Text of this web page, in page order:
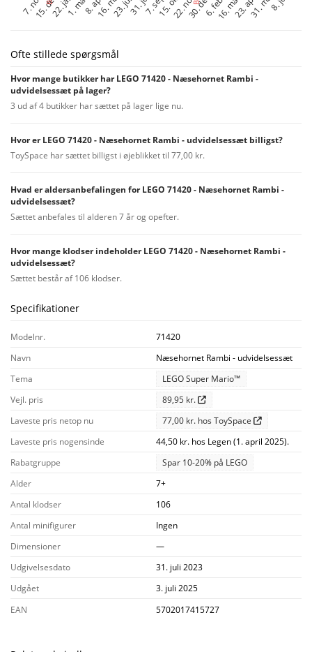
Ofte stillede spørgsmål
Hvor mange butikker har LEGO 71420 - Næsehornet Rambi -
udvidelsessæt på lager?
3 ud af 4 butikker har sættet på lager lige nu.
Hvor er LEGO 71420 - Næsehornet Rambi - udvidelsessæt billigst?
ToySpace har sættet billigst i øjeblikket til 77,00 kr.
Hvad er aldersanbefalingen for LEGO 71420 - Næsehornet Rambi -
udvidelsessæt?
Sættet anbefales til alderen 7 år og opefter.
Hvor mange klodser indeholder LEGO 71420 - Næsehornet Rambi -
udvidelsessæt?
Sættet består af 106 klodser.
Specifikationer
Modelnr.
71420
Navn
Næsehornet Rambi - udvidelsessæt
Tema
LEGO Super Mario™
Vejl. pris
89,95 kr.
Laveste pris netop nu
77,00 kr. hos ToySpace
Laveste pris nogensinde
44,50 kr. hos Legen (1. april 2025).
Rabatgruppe
Spar 10-20% på LEGO
Alder
7+
Antal klodser
106
Antal minifigurer
Ingen
Dimensioner
—
Udgivelsesdato
31. juli 2023
Udgået
3. juli 2025
EAN
5702017415727